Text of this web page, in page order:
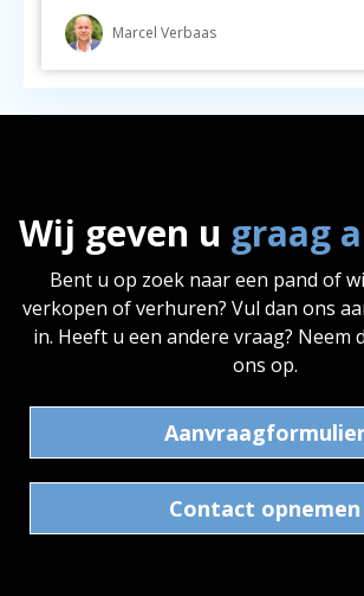
Marcel Verbaas
Wij geven u graag
Bent u op zoek naar een pand of
verkopen of verhuren? Vul dan ons
in. Heeft u een andere vraag? Neem
ons op.
Contact opnemen